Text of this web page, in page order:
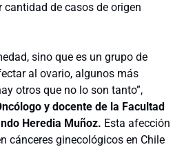
cantidad de casos de origen
sino que es un grupo de
al ovario, algunos más
otros que no lo son tanto”,
y docente de la Facultad
Heredia Muñoz. Esta afección
cánceres ginecológicos en Chile